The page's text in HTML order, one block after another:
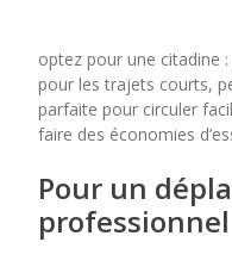
optez pour une citadine
pour les trajets courts,
parfaite pour circuler
faire des économies
Pour un